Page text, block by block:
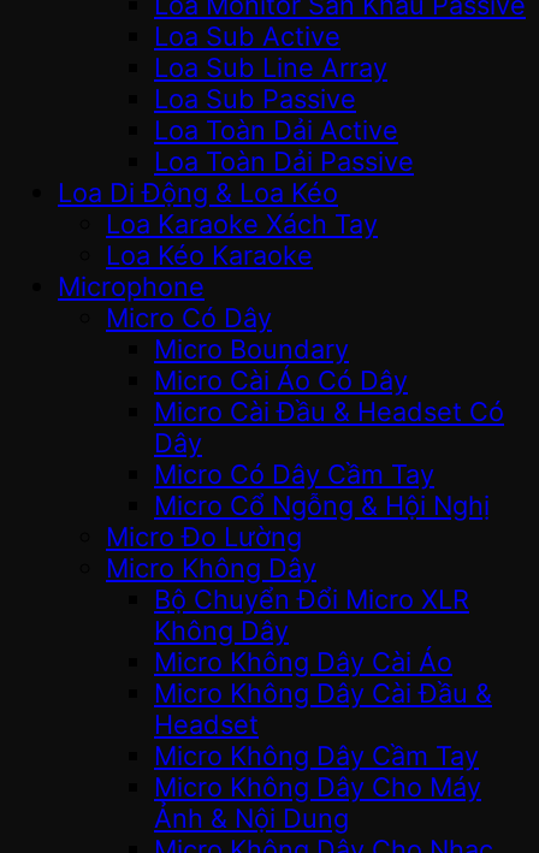
Loa Sub Active
Loa Sub Line Array
Loa Sub Passive
Loa Toàn Dải Active
Loa Toàn Dải Passive
Loa Di Động & Loa Kéo
Loa Karaoke Xách Tay
Loa Kéo Karaoke
Microphone
Micro Có Dây
Micro Boundary
Micro Cài Áo Có Dây
Micro Cài Đầu & Headset Có
Dây
Micro Có Dây Cầm Tay
Micro Cổ Ngỗng & Hội Nghị
Micro Đo Lường
Micro Không Dây
Bộ Chuyển Đổi Micro XLR
Không Dây
Micro Không Dây Cài Áo
Micro Không Dây Cài Đầu &
Headset
Micro Không Dây Cầm Tay
Micro Không Dây Cho Máy
Ảnh & Nội Dung